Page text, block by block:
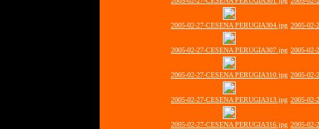
2005-02-27-CESENA PERUGIA304.jpg 2005-02-
2005-02-27-CESENA PERUGIA307.jpg 2005-02-
2005-02-27-CESENA PERUGIA310.jpg 2005-02-
2005-02-27-CESENA PERUGIA313.jpg 2005-02-
2005-02-27-CESENA PERUGIA316.jpg 2005-02-